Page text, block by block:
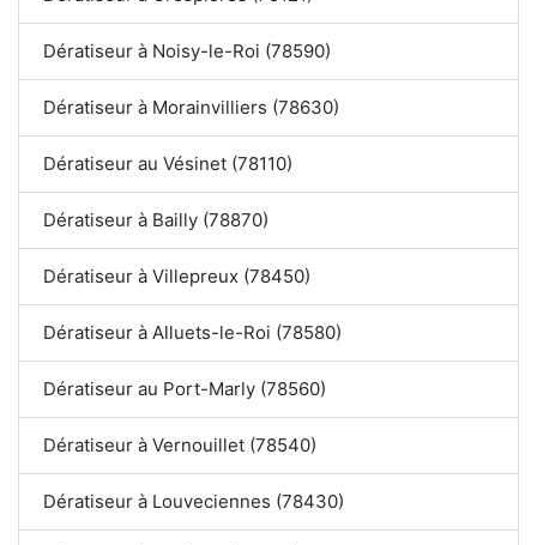
Dératiseur à Noisy-le-Roi (78590)
Dératiseur à Morainvilliers (78630)
Dératiseur au Vésinet (78110)
Dératiseur à Bailly (78870)
Dératiseur à Villepreux (78450)
Dératiseur à Alluets-le-Roi (78580)
Dératiseur au Port-Marly (78560)
Dératiseur à Vernouillet (78540)
Dératiseur à Louveciennes (78430)